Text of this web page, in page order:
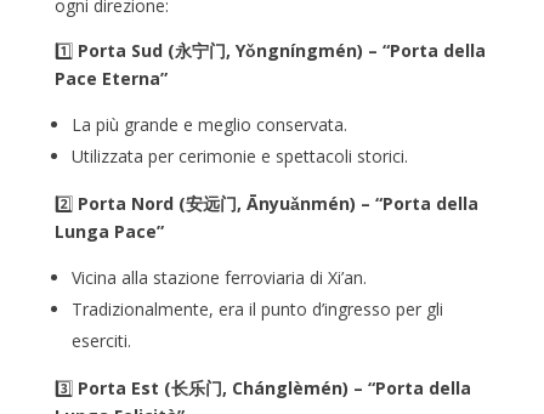
ogni direzione:
1️⃣ Porta Sud (永宁门, Yǒngníngmén) – “Porta della
Pace Eterna”
La più grande e meglio conservata.
Utilizzata per cerimonie e spettacoli storici.
2️⃣ Porta Nord (安远门, Ānyuǎnmén) – “Porta della
Lunga Pace”
Vicina alla stazione ferroviaria di Xi’an.
Tradizionalmente, era il punto d’ingresso per gli
eserciti.
3️⃣ Porta Est (长乐门, Chánglèmén) – “Porta della